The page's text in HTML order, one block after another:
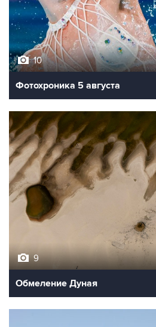
10
Фотохроника 5 августа
9
Обмеление Дуная